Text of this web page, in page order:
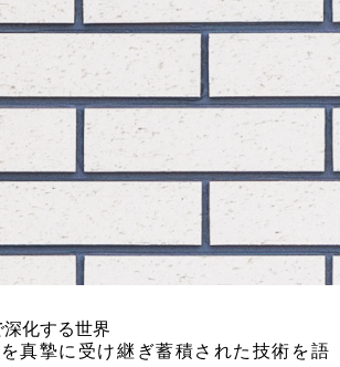
化する世界
真摯に受け継ぎ蓄積された技術を語